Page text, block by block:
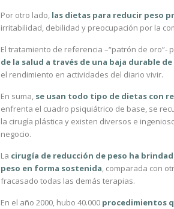
Por otro lado, las dietas para reducir peso
irritabilidad, debilidad y preocupación por la
El tratamiento de referencia –“patrón de
de la salud a través de una baja durable de
el rendimiento en actividades del diario vivir.
En suma, se usan todo tipo de dietas con
enfrenta el cuadro psiquiátrico de base, se
la cirugía plástica y existen diversos e
negocio.
La cirugía de reducción de peso ha
peso en forma sostenida, comparada con
fracasado todas las demás terapias.
En el año 2000, hubo 40.000 procedimientos